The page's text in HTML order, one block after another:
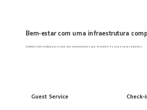
Bem-estar com uma infraestrutura
Conforto sob medida para você, com acomodações que atendem às suas necessidades.
Guest Service Check-